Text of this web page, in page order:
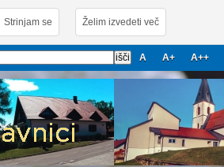
Strinjam se Želim izvedeti več
A A+ A++